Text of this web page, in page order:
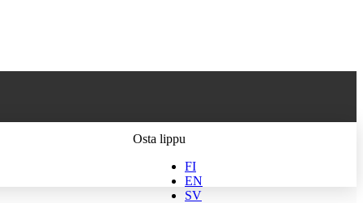
Osta lippu
FI
EN
SV